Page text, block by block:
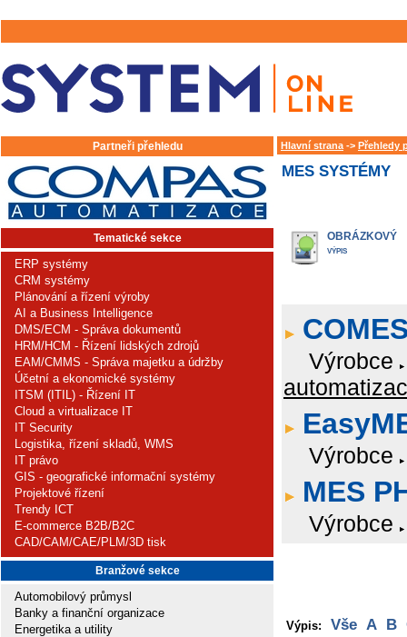
Partneři přehledu
Tematické sekce
ERP systémy
CRM systémy
Plánování a řízení výroby
AI a Business Intelligence
DMS/ECM - Správa dokumentů
HRM/HCM - Řízení lidských zdrojů
EAM/CMMS - Správa majetku a údržby
Účetní a ekonomické systémy
ITSM (ITIL) - Řízení IT
Cloud a virtualizace IT
IT Security
Logistika, řízení skladů, WMS
IT právo
GIS - geografické informační systémy
Projektové řízení
Trendy ICT
E-commerce B2B/B2C
CAD/CAM/CAE/PLM/3D tisk
Branžové sekce
Automobilový průmysl
Banky a finanční organizace
Energetika a utility
Hlavní strana -> Přehledy
MES SYSTÉMY
OBRÁZKOVÝ
VÝPIS
Výrobce
Výrobce
MES
Výrobce
Výpis: Vše A B